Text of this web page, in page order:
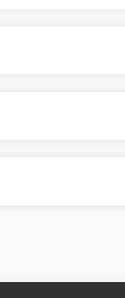
за повною